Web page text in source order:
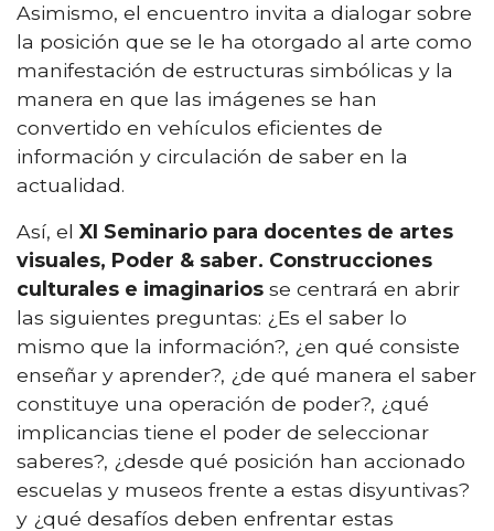
Asimismo, el encuentro invita a dialogar sobre
la posición que se le ha otorgado al arte como
manifestación de estructuras simbólicas y la
manera en que las imágenes se han
convertido en vehículos eficientes de
información y circulación de saber en la
actualidad.
Así, el XI Seminario para docentes de artes
visuales, Poder & saber. Construcciones
culturales e imaginarios se centrará en abrir
las siguientes preguntas: ¿Es el saber lo
mismo que la información?, ¿en qué consiste
enseñar y aprender?, ¿de qué manera el saber
constituye una operación de poder?, ¿qué
implicancias tiene el poder de seleccionar
saberes?, ¿desde qué posición han accionado
escuelas y museos frente a estas disyuntivas?
y ¿qué desafíos deben enfrentar estas